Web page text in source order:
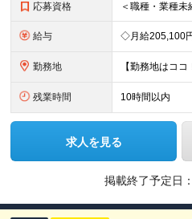
応募資格
給与
勤務地
残業時間 10時間以内
求人を見る
掲載終了予定日：